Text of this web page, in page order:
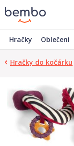
Hračky Oblečení
Hračky do kočárku